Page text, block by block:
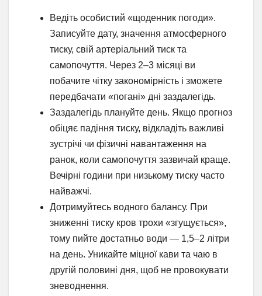
Ведіть особистий «щоденник погоди».
Записуйте дату, значення атмосферного
тиску, свій артеріальний тиск та
самопочуття. Через 2–3 місяці ви
побачите чітку закономірність і зможете
передбачати «погані» дні заздалегідь.
Заздалегідь плануйте день. Якщо прогноз
обіцяє падіння тиску, відкладіть важливі
зустрічі чи фізичні навантаження на
ранок, коли самопочуття зазвичай краще.
Вечірні години при низькому тиску часто
найважчі.
Дотримуйтесь водного балансу. При
зниженні тиску кров трохи «згущується»,
тому пийте достатньо води — 1,5–2 літри
на день. Уникайте міцної кави та чаю в
другій половині дня, щоб не провокувати
зневоднення.